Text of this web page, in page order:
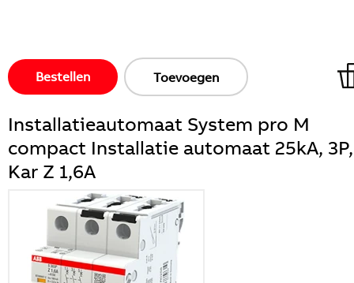
Bestellen Toevoegen
Installatieautomaat System pro M
compact Installatie automaat 25kA, 3P,
Kar Z 1,6A